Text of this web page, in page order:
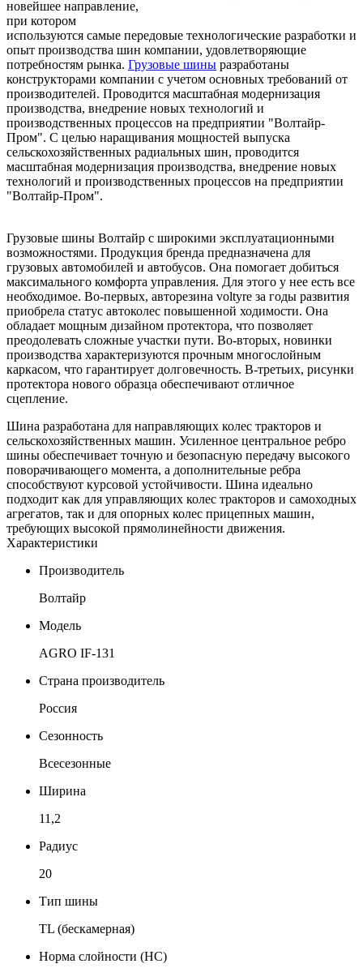
новейшее направление,
при котором
используются самые передовые технологические разработки и
опыт производства шин компании, удовлетворяющие
потребностям рынка. Грузовые шины разработаны
конструкторами компании с учетом основных требований от
производителей. Проводится масштабная модернизация
производства, внедрение новых технологий и
производственных процессов на предприятии "Волтайр-
Пром". С целью наращивания мощностей выпуска
сельскохозяйственных радиальных шин, проводится
масштабная модернизация производства, внедрение новых
технологий и производственных процессов на предприятии
"Волтайр-Пром".
Грузовые шины Волтайр с широкими эксплуатационными
возможностями. Продукция бренда предназначена для
грузовых автомобилей и автобусов. Она помогает добиться
максимального комфорта управления. Для этого у нее есть все
необходимое. Во-первых, авторезина voltyre за годы развития
приобрела статус автоколес повышенной ходимости. Она
обладает мощным дизайном протектора, что позволяет
преодолевать сложные участки пути. Во-вторых, новинки
производства характеризуются прочным многослойным
каркасом, что гарантирует долговечность. В-третьих, рисунки
протектора нового образца обеспечивают отличное
сцепление.
Шина разработана для направляющих колес тракторов и
сельскохозяйственных машин. Усиленное центральное ребро
шины обеспечивает точную и безопасную передачу высокого
поворачивающего момента, а дополнительные ребра
способствуют курсовой устойчивости. Шина идеально
подходит как для управляющих колес тракторов и самоходных
агрегатов, так и для опорных колес прицепных машин,
требующих высокой прямолинейности движения.
Характеристики
Производитель
Волтайр
Модель
AGRO IF-131
Страна производитель
Россия
Сезонность
Всесезонные
Ширина
11,2
Радиус
20
Тип шины
TL (бескамерная)
Норма слойности (НС)